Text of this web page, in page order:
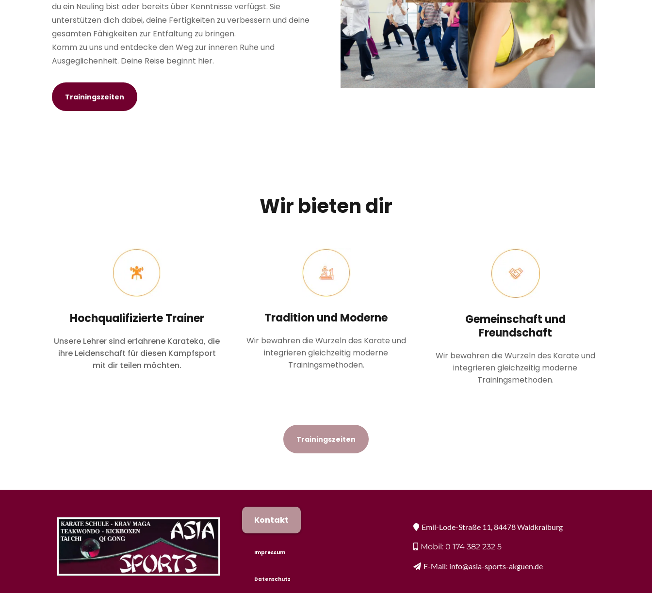
du ein Neuling bist oder bereits über Kenntnisse verfügst. Sie
unterstützen dich dabei, deine Fertigkeiten zu verbessern und deine
gesamten Fähigkeiten zur Entfaltung zu bringen.
Komm zu uns und entdecke den Weg zur inneren Ruhe und
Ausgeglichenheit. Deine Reise beginnt hier.
Trainingszeiten
Wir bieten dir
Hochqualifizierte Trainer
Unsere Lehrer sind erfahrene Karateka, die
ihre Leidenschaft für diesen Kampfsport
mit dir teilen möchten.
Tradition und Moderne
Wir bewahren die Wurzeln des Karate und
integrieren gleichzeitig moderne
Trainingsmethoden.
Gemeinschaft und
Freundschaft
Wir bewahren die Wurzeln des Karate und
integrieren gleichzeitig moderne
Trainingsmethoden.
Trainingszeiten
Kontakt
Impressum
Datenschutz
Emil-Lode-Straße 11, 84478 Waldkraiburg
Mobil: 0 174 382 232 5
E-Mail: info@asia-sports-akguen.de